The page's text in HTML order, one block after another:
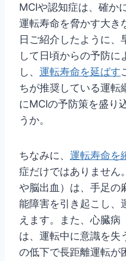
MCIや認知症は、確か
運転寿命を脅かす大き
日ご紹介したように、
して日頃からの予防に
し、 運転寿命を延ばす
ちが推奨している運転
にMCIの予防策を盛り
うか。
ちなみに、 運転寿命を
症だけではありません
や脳出血）は、手足の
能障害を引き起こし、
えます。また、心臓病
は、運転中に意識を失
の低下で長距離運転が